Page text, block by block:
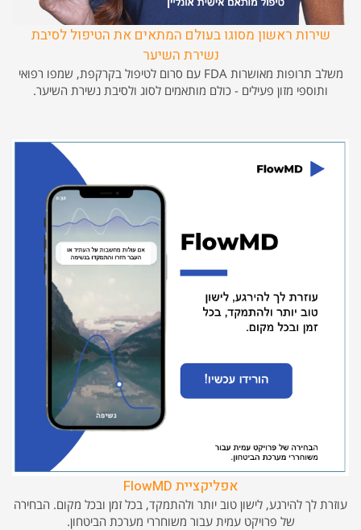
שירות ראשון מסוגו בעולם המתאים את הטיפול לסיבת
נשירת השיער
משלב תרופות מאושרות FDA עם סרום לטיפול בקרקפת, שמפו רפואי
ותוספי מזון פעילים - כולם מותאמים לסוג ולסיבת נשירת השיער.
אפליקציית FlowMD
עוזרת לך להירגע, לישון טוב יותר ולהתמקד, בכל זמן ובכל מקום. הבחירה
של פרויקט עמית עבור משוחררי מערכת הביטחון.